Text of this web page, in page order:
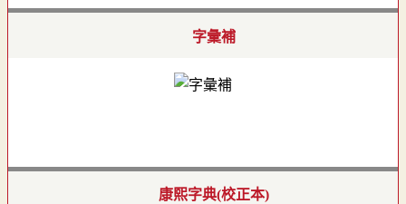
字彙補
康熙字典(校正本)